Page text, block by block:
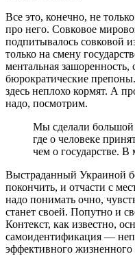
Все это, конечно, не
про него. Совковое
подпитывалось совковой
только на смену
ментальная зашоренность,
бюрократические
здесь неплохо кормят. А
надо, посмотрим.
Мы сделали
где о человеке
чем о государстве. В
Выстраданный Украиной
покончить, и отчасти с
надо понимать очно,
станет своей. Попутно и
Контекст, как известно,
самоидентификация —
эффективного жизненного